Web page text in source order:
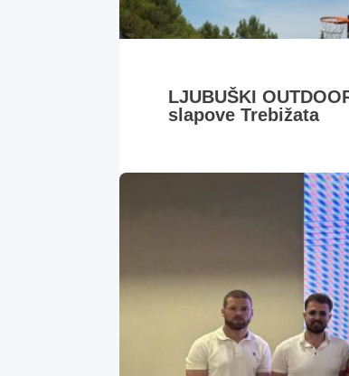
LJUBUŠKI
slapove Trebižata